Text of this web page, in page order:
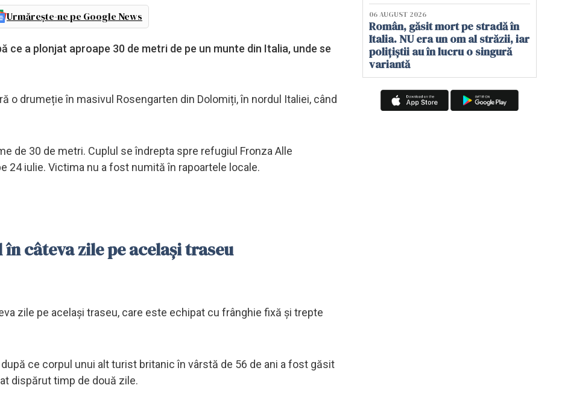
Urmărește-ne pe Google News
a plonjat aproape 30 de metri de pe un munte din Italia, unde se
o drumeție în masivul Rosengarten din Dolomiți, în nordul Italiei, când
de 30 de metri. Cuplul se îndrepta spre refugiul Fronza Alle
24 iulie. Victima nu a fost numită în rapoartele locale.
câteva zile pe același traseu
zile pe același traseu, care este echipat cu frânghie fixă și trepte
ce corpul unui alt turist britanic în vârstă de 56 de ani a fost găsit
dispărut timp de două zile.
06 AUGUST 2026
Român, găsit mort pe stradă în
Italia. NU era un om al străzii, iar
polițiștii au în lucru o singură
variantă